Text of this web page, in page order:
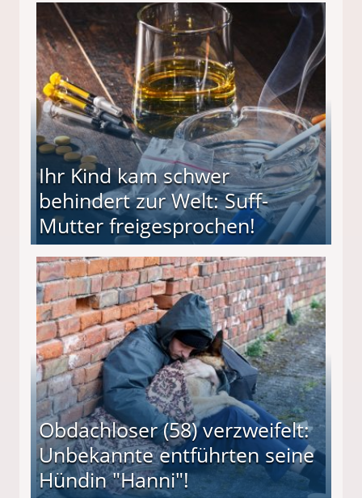
(34) in den finanziellen Ruin!
Ihr Kind kam schwer
behindert zur Welt: Suff-
Mutter freigesprochen!
Mutter freigesprochen!
Obdachloser (58) verzweifelt:
Unbekannte entführten seine
Hündin "Hanni"!